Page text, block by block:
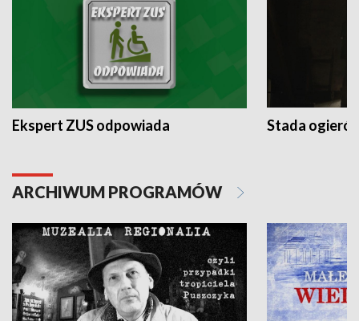
Ekspert ZUS odpowiada Stada
ARCHIWUM PROGRAMÓW